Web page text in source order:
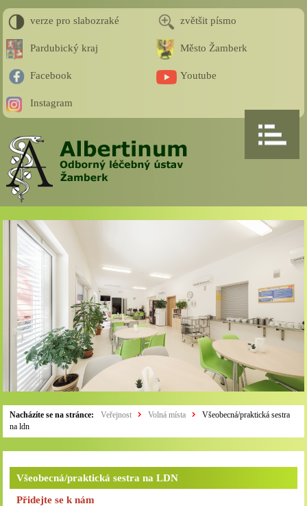
verze pro slabozraké zvětšit písmo
Pardubický kraj Město Žamberk
Facebook Youtube
Instagram
Nacházíte se na stránce: Veřejnost Volná místa
Všeobecná/praktická sestra
na ldn
Všeobecná/praktická sestra na LDN
Přidejte se k nám